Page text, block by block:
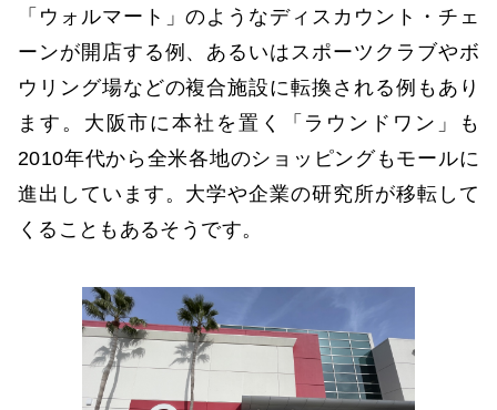
「ウォルマート」のようなディスカウント・チェ
ーンが開店する例、あるいはスポーツクラブやボ
ウリング場などの複合施設に転換される例もあり
ます。大阪市に本社を置く「ラウンドワン」も
2010年代から全米各地のショッピングもモールに
進出しています。大学や企業の研究所が移転して
くることもあるそうです。